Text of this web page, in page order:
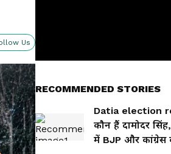
Us
RECOMMENDED STORIES
Datia election
कौन हैं दामोदर
में BJP और कांग्रेस